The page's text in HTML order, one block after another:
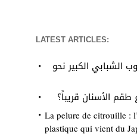
LATEST ARTICLES:
الشبابي الكبير نحو
الأسنان قريباً؟
La pelure de citrouille :
plastique qui vient du